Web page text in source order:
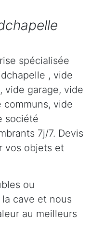
spécialisée
, vide
vide garage, vide
communs, vide
société
7j/7. Devis
vos objets et
ou
cave et nous
au meilleurs